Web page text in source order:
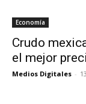
Economía
Crudo
el mejor
Medios Digitales -